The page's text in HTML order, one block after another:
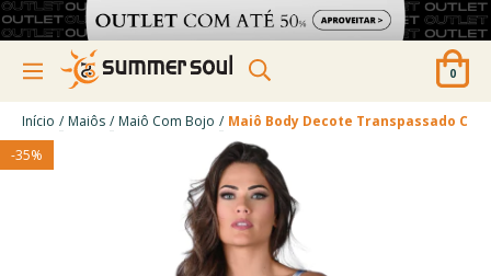
0
Início / Maiôs / Maiô Com Bojo / Maiô Body Decote Transpassado
-35%